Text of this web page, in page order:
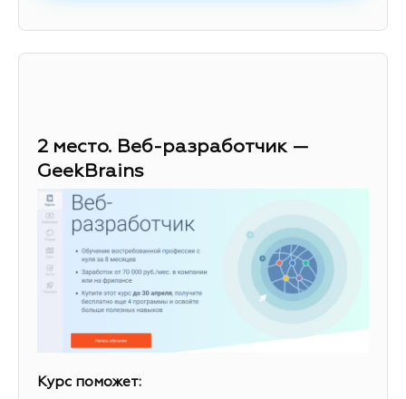
2 место. Веб-разработчик —
GeekBrains
Курс поможет: